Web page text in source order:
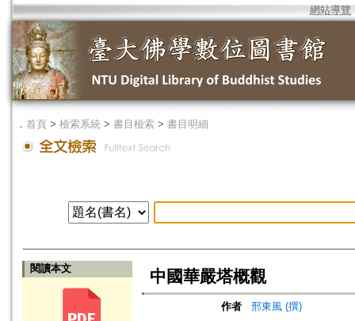
網站導覽
． 首頁 > 檢索系統 > 書目檢索 > 書目明細
閱讀本文 中國華嚴塔概觀
作者
邢東風 (撰)